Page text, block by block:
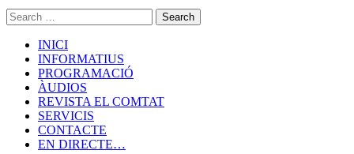
INICI
INFORMATIUS
PROGRAMACIÓ
ÀUDIOS
REVISTA EL COMTAT
SERVICIS
CONTACTE
EN DIRECTE…